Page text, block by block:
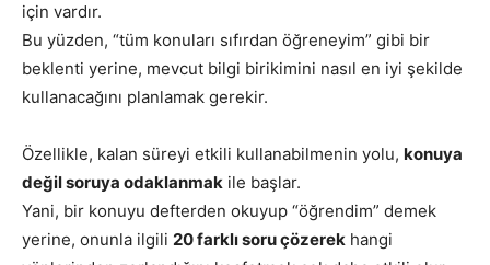
için vardır.
Bu yüzden, “tüm konuları sıfırdan öğreneyim” gibi bir
beklenti yerine, mevcut bilgi birikimini nasıl en iyi şekilde
kullanacağını planlamak gerekir.
Özellikle, kalan süreyi etkili kullanabilmenin yolu, konuya
değil soruya odaklanmak ile başlar.
Yani, bir konuyu defterden okuyup “öğrendim” demek
yerine, onunla ilgili 20 farklı soru çözerek hangi